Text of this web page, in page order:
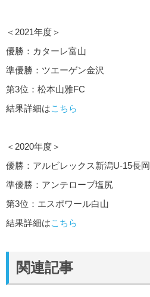
＜2021年度＞
優勝：カターレ富山
準優勝：ツエーゲン金沢
第3位：松本山雅FC
結果詳細はこちら
＜2020年度＞
優勝：アルビレックス新潟U-15長岡
準優勝：アンテロープ塩尻
第3位：エスポワール白山
結果詳細はこちら
関連記事